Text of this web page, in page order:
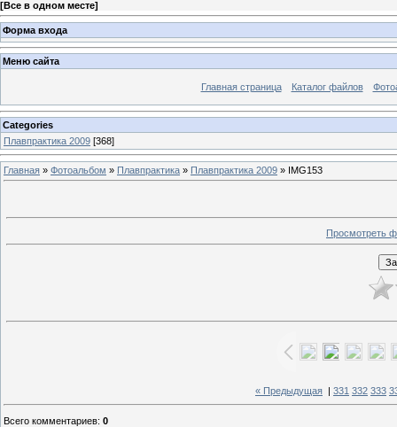
[Все в одном месте]
Форма входа
Меню сайта
Главная страница Каталог файлов
Categories
Плавпрактика 2009 [368]
Главная » Фотоальбом » Плавпрактика » Плавпрактика 2009 » IMG153
Просмотреть
« Предыдущая 331 332 333
Всего комментариев: 0